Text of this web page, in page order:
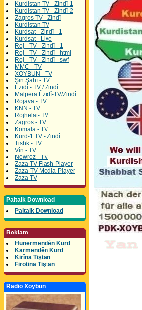
Kurdistan TV - Zindî-1
Kurdistan TV - Zindî-2
Zagros TV - Zindî
Kurdistan TV
Kurdsat - Zindî - 1
Kurdsat - Live
Roj - TV - Zindî - 1
Roj - TV - Zindî - html
Roj - TV - Zindî - swf
MMC - TV
XOYBUN - TV
Şîn Şahî - TV
Êzidî - TV / Zindî
Malpera Êzidî-TV/Zindî
Rojava - TV
KNN - TV
Rojhelat- TV
Zagros - TV
Komala - TV
Kurd-1 TV - Zindî
Tishk - TV
Vîn - TV
Newroz - TV
Zaza TV-Flash-Player
Zaza-TV-Media-Player
Zaza TV
Paltalk Download
Paltalk Download
Reklam
Hunermendên Kurd
Karmendên Kurd
Kirîna Tiştan
Firotina Tiştan
Radio Xoybun